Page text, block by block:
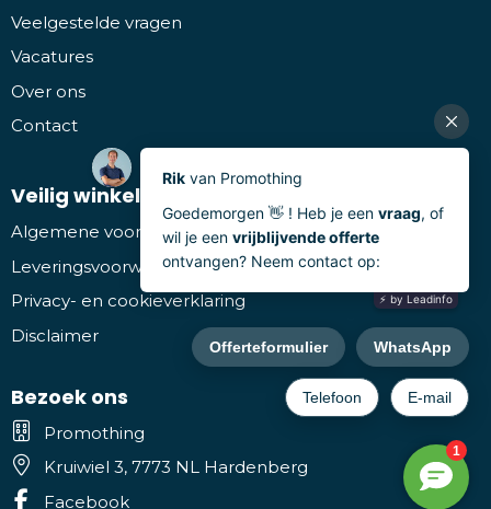
Veelgestelde vragen
Vacatures
Over ons
Contact
Veilig winkelen
Algemene voorwaarden
Leveringsvoorwaarden
Privacy- en cookieverklaring
Disclaimer
Bezoek ons
Promothing
Kruiwiel 3, 7773 NL Hardenberg
Facebook